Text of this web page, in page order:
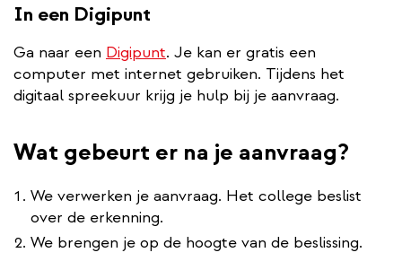
In een Digipunt
Ga naar een Digipunt. Je kan er gratis een
computer met internet gebruiken. Tijdens het
digitaal spreekuur krijg je hulp bij je aanvraag.
Wat gebeurt er na je aanvraag?
We verwerken je aanvraag. Het college beslist
over de erkenning.
We brengen je op de hoogte van de beslissing.